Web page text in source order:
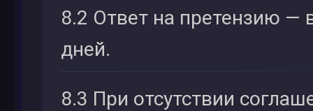
8.2 Ответ на претензию —
дней.
8.3 При отсутствии